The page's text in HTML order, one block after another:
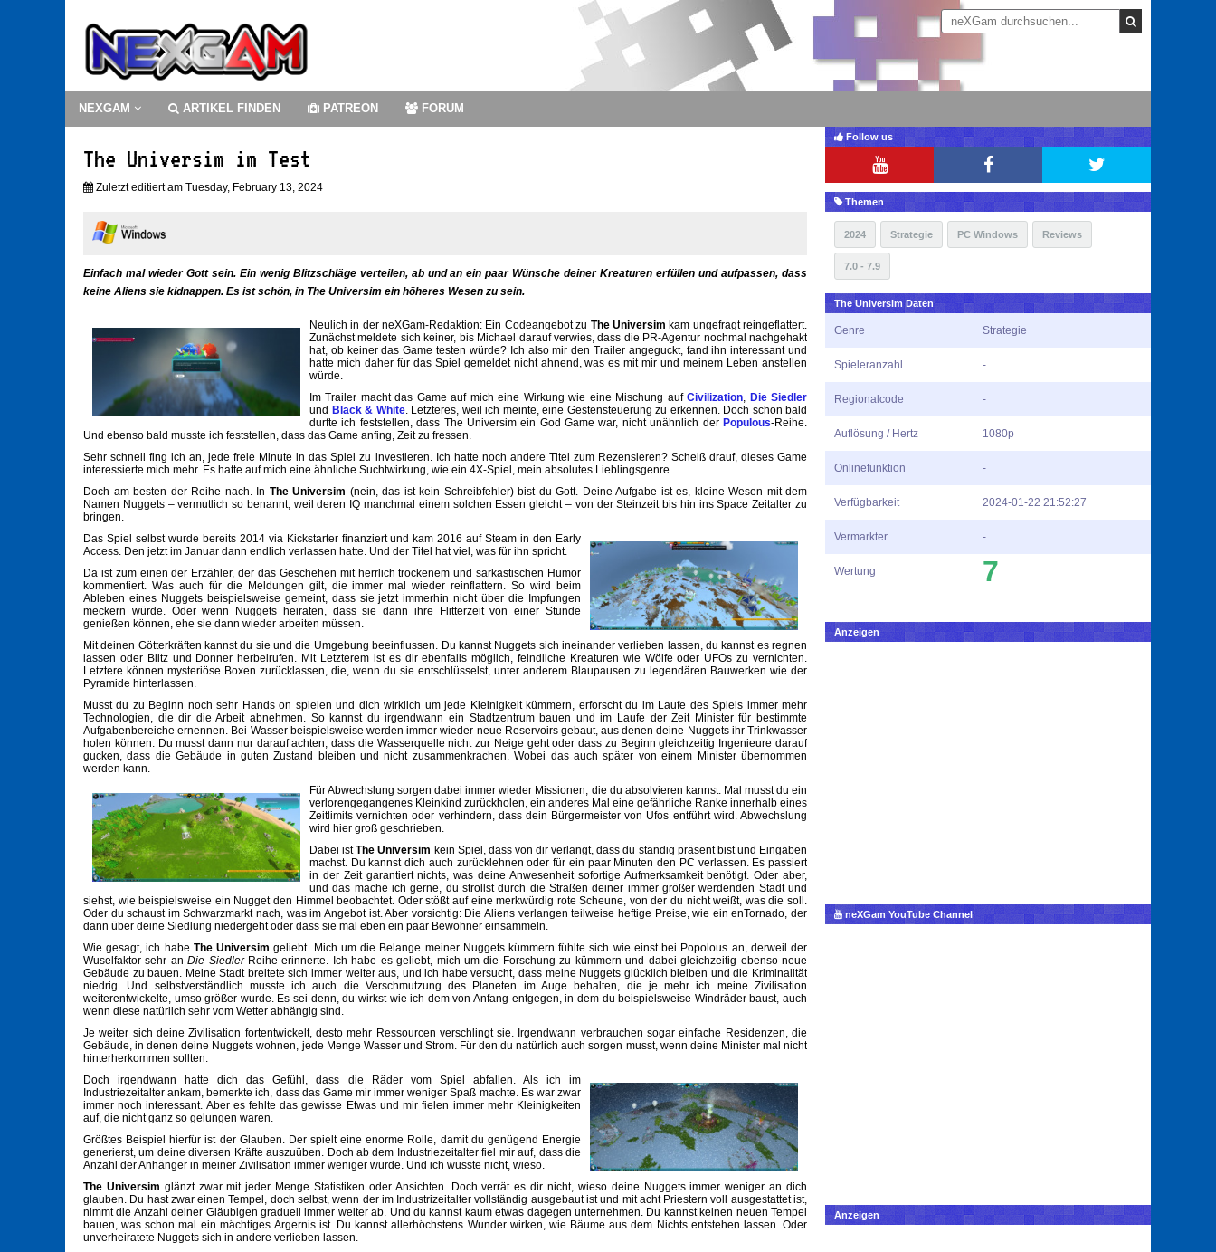
NEXGAM ARTIKEL FINDEN PATREON FORUM
The Universim im Test
Zuletzt editiert am Tuesday, February 13, 2024
Einfach mal wieder Gott sein. Ein wenig Blitzschläge verteilen, ab und an ein paar Wünsche deiner Kreaturen erfüllen und aufpassen, dass
keine Aliens sie kidnappen. Es ist schön, in The Universim ein höheres Wesen zu sein.
Neulich in der neXGam-Redaktion: Ein Codeangebot zu The Universim kam ungefragt reingeflattert.
Zunächst meldete sich keiner, bis Michael darauf verwies, dass die PR-Agentur nochmal nachgehakt
hat, ob keiner das Game testen würde? Ich also mir den Trailer angeguckt, fand ihn interessant und
hatte mich daher für das Spiel gemeldet nicht ahnend, was es mit mir und meinem Leben anstellen
würde.
Im Trailer macht das Game auf mich eine Wirkung wie eine Mischung aufCivilization, Die Siedler
und Black & White. Letzteres, weil ich meinte, eine Gestensteuerung zu erkennen. Doch schon bald
durfte ich feststellen, dass The Universim ein God Game war, nicht unähnlich der Populous-Reihe.
Und ebenso bald musste ich feststellen, dass das Game anfing, Zeit zu fressen.
Sehr schnell fing ich an, jede freie Minute in das Spiel zu investieren. Ich hatte noch andere Titel zum Rezensieren? Scheiß drauf, dieses Game
interessierte mich mehr. Es hatte auf mich eine ähnliche Suchtwirkung, wie ein 4X-Spiel, mein absolutes Lieblingsgenre.
Doch am besten der Reihe nach. In The Universim (nein, das ist kein Schreibfehler) bist du Gott. Deine Aufgabe ist es, kleine Wesen mit dem
Namen Nuggets – vermutlich so benannt, weil deren IQ manchmal einem solchen Essen gleicht – von der Steinzeit bis hin ins Space Zeitalter zu
bringen.
Das Spiel selbst wurde bereits 2014 via Kickstarter finanziert und kam 2016 auf Steam in den Early
Access. Den jetzt im Januar dann endlich verlassen hatte. Und der Titel hat viel, was für ihn spricht.
Da ist zum einen der Erzähler, der das Geschehen mit herrlich trockenem und sarkastischen Humor
kommentiert. Was auch für die Meldungen gilt, die immer mal wieder reinflattern. So wird beim
Ableben eines Nuggets beispielsweise gemeint, dass sie jetzt immerhin nicht über die Impfungen
meckern würde. Oder wenn Nuggets heiraten, dass sie dann ihre Flitterzeit von einer Stunde
genießen können, ehe sie dann wieder arbeiten müssen.
Mit deinen Götterkräften kannst du sie und die Umgebung beeinflussen. Du kannst Nuggets sich ineinander verlieben lassen, du kannst es regnen
lassen oder Blitz und Donner herbeirufen. Mit Letzterem ist es dir ebenfalls möglich, feindliche Kreaturen wie Wölfe oder UFOs zu vernichten.
Letztere können mysteriöse Boxen zurücklassen, die, wenn du sie entschlüsselst, unter anderem Blaupausen zu legendären Bauwerken wie der
Pyramide hinterlassen.
Musst du zu Beginn noch sehr Hands on spielen und dich wirklich um jede Kleinigkeit kümmern, erforscht du im Laufe des Spiels immer mehr
Technologien, die dir die Arbeit abnehmen. So kannst du irgendwann ein Stadtzentrum bauen und im Laufe der Zeit Minister für bestimmte
Aufgabenbereiche ernennen. Bei Wasser beispielsweise werden immer wieder neue Reservoirs gebaut, aus denen deine Nuggets ihr Trinkwasser
holen können. Du musst dann nur darauf achten, dass die Wasserquelle nicht zur Neige geht oder dass zu Beginn gleichzeitig Ingenieure darauf
gucken, dass die Gebäude in guten Zustand bleiben und nicht zusammenkrachen. Wobei das auch später von einem Minister übernommen
werden kann.
Für Abwechslung sorgen dabei immer wieder Missionen, die du absolvieren kannst. Mal musst du ein
verlorengegangenes Kleinkind zurückholen, ein anderes Mal eine gefährliche Ranke innerhalb eines
Zeitlimits vernichten oder verhindern, dass dein Bürgermeister von Ufos entführt wird. Abwechslung
wird hier groß geschrieben.
Dabei istThe Universim kein Spiel, dass von dir verlangt, dass du ständig präsent bist und Eingaben
machst. Du kannst dich auch zurücklehnen oder für ein paar Minuten den PC verlassen. Es passiert
in der Zeit garantiert nichts, was deine Anwesenheit sofortige Aufmerksamkeit benötigt. Oder aber,
und das mache ich gerne, du strollst durch die Straßen deiner immer größer werdenden Stadt und
siehst, wie beispielsweise ein Nugget den Himmel beobachtet. Oder stößt auf eine merkwürdig rote Scheune, von der du nicht weißt, was die soll.
Oder du schaust im Schwarzmarkt nach, was im Angebot ist. Aber vorsichtig: Die Aliens verlangen teilweise heftige Preise, wie ein enTornado, der
dann über deine Siedlung niedergeht oder dass sie mal eben ein paar Bewohner einsammeln.
Wie gesagt, ich habe The Universim geliebt. Mich um die Belange meiner Nuggets kümmern fühlte sich wie einst bei Popolous an, derweil der
Wuselfaktor sehr anDie Siedler-Reihe erinnerte. Ich habe es geliebt, mich um die Forschung zu kümmern und dabei gleichzeitig ebenso neue
Gebäude zu bauen. Meine Stadt breitete sich immer weiter aus, und ich habe versucht, dass meine Nuggets glücklich bleiben und die Kriminalität
niedrig. Und selbstverständlich musste ich auch die Verschmutzung des Planeten im Auge behalten, die je mehr ich meine Zivilisation
weiterentwickelte, umso größer wurde. Es sei denn, du wirkst wie ich dem von Anfang entgegen, in dem du beispielsweise Windräder baust, auch
wenn diese natürlich sehr vom Wetter abhängig sind.
Je weiter sich deine Zivilisation fortentwickelt, desto mehr Ressourcen verschlingt sie. Irgendwann verbrauchen sogar einfache Residenzen, die
Gebäude, in denen deine Nuggets wohnen, jede Menge Wasser und Strom. Für den du natürlich auch sorgen musst, wenn deine Minister mal nicht
hinterherkommen sollten.
Doch irgendwann hatte dich das Gefühl, dass die Räder vom Spiel abfallen. Als ich im
Industriezeitalter ankam, bemerkte ich, dass das Game mir immer weniger Spaß machte. Es war zwar
immer noch interessant. Aber es fehlte das gewisse Etwas und mir fielen immer mehr Kleinigkeiten
auf, die nicht ganz so gelungen waren.
Größtes Beispiel hierfür ist der Glauben. Der spielt eine enorme Rolle, damit du genügend Energie
generierst, um deine diversen Kräfte auszuüben. Doch ab dem Industriezeitalter fiel mir auf, dass die
Anzahl der Anhänger in meiner Zivilisation immer weniger wurde. Und ich wusste nicht, wieso.
The Universim glänzt zwar mit jeder Menge Statistiken oder Ansichten. Doch verrät es dir nicht, wieso deine Nuggets immer weniger an dich
glauben. Du hast zwar einen Tempel, doch selbst, wenn der im Industrizeitalter vollständig ausgebaut ist und mit acht Priestern voll ausgestattet ist,
nimmt die Anzahl deiner Gläubigen graduell immer weiter ab. Und du kannst kaum etwas dagegen unternehmen. Du kannst keinen neuen Tempel
bauen, was schon mal ein mächtiges Ärgernis ist. Du kannst allerhöchstens Wunder wirken, wie Bäume aus dem Nichts entstehen lassen. Oder
unverheiratete Nuggets sich in andere verlieben lassen.
Follow us
Themen
2024 Strategie PC Windows Reviews
7.0 - 7.9
The Universim Daten
Genre Strategie
Spieleranzahl -
Regionalcode -
Auflösung / Hertz 1080p
Onlinefunktion -
Verfügbarkeit 2024-01-22 21:52:27
Vermarkter -
Wertung 7
Anzeigen
neXGam YouTube Channel
Anzeigen